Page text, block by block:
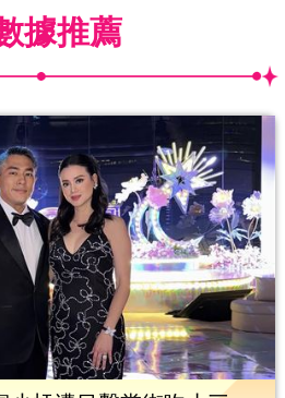
據推薦